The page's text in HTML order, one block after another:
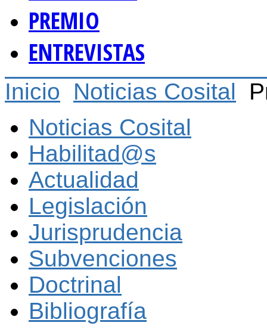
PREMIO
ENTREVISTAS
Inicio Noticias Cosital
Noticias Cosital
Habilitad@s
Actualidad
Legislación
Jurisprudencia
Subvenciones
Doctrinal
Bibliografía